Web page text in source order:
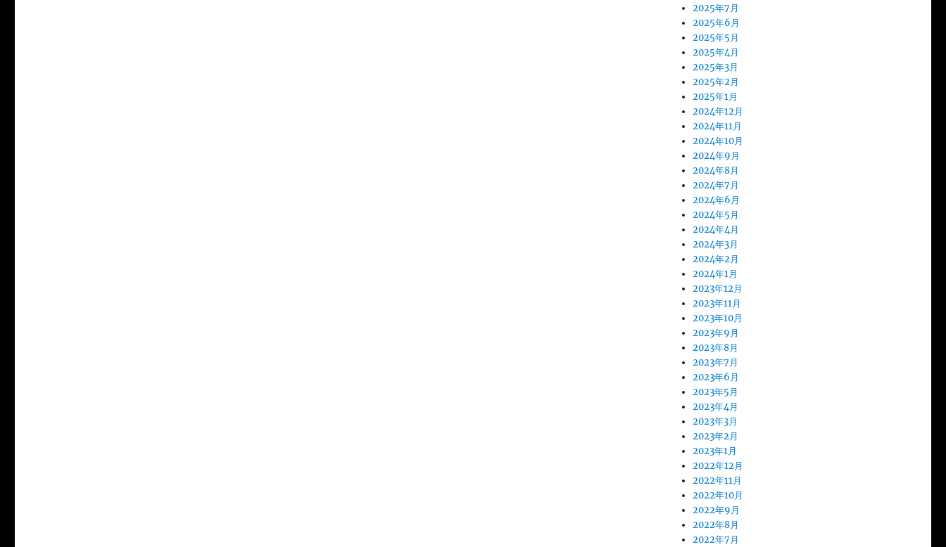
2025年7月
2025年6月
2025年5月
2025年4月
2025年3月
2025年2月
2025年1月
2024年12月
2024年11月
2024年10月
2024年9月
2024年8月
2024年7月
2024年6月
2024年5月
2024年4月
2024年3月
2024年2月
2024年1月
2023年12月
2023年11月
2023年10月
2023年9月
2023年8月
2023年7月
2023年6月
2023年5月
2023年4月
2023年3月
2023年2月
2023年1月
2022年12月
2022年11月
2022年10月
2022年9月
2022年8月
2022年7月